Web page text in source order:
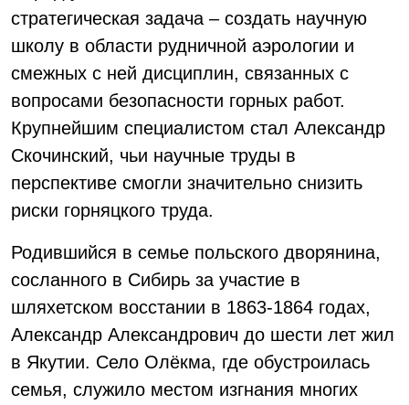
стратегическая задача – создать научную
школу в области рудничной аэрологии и
смежных с ней дисциплин, связанных с
вопросами безопасности горных работ.
Крупнейшим специалистом стал Александр
Скочинский, чьи научные труды в
перспективе смогли значительно снизить
риски горняцкого труда.
Родившийся в семье польского дворянина,
сосланного в Сибирь за участие в
шляхетском восстании в 1863-1864 годах,
Александр Александрович до шести лет жил
в Якутии. Село Олёкма, где обустроилась
семья, служило местом изгнания многих